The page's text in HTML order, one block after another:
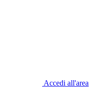
Accedi all'area